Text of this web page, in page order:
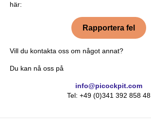
här:
Rapportera fel
Vill du kontakta oss om något annat?
Du kan nå oss på
info@picockpit.com
Tel: +49 (0)341 392 858 48